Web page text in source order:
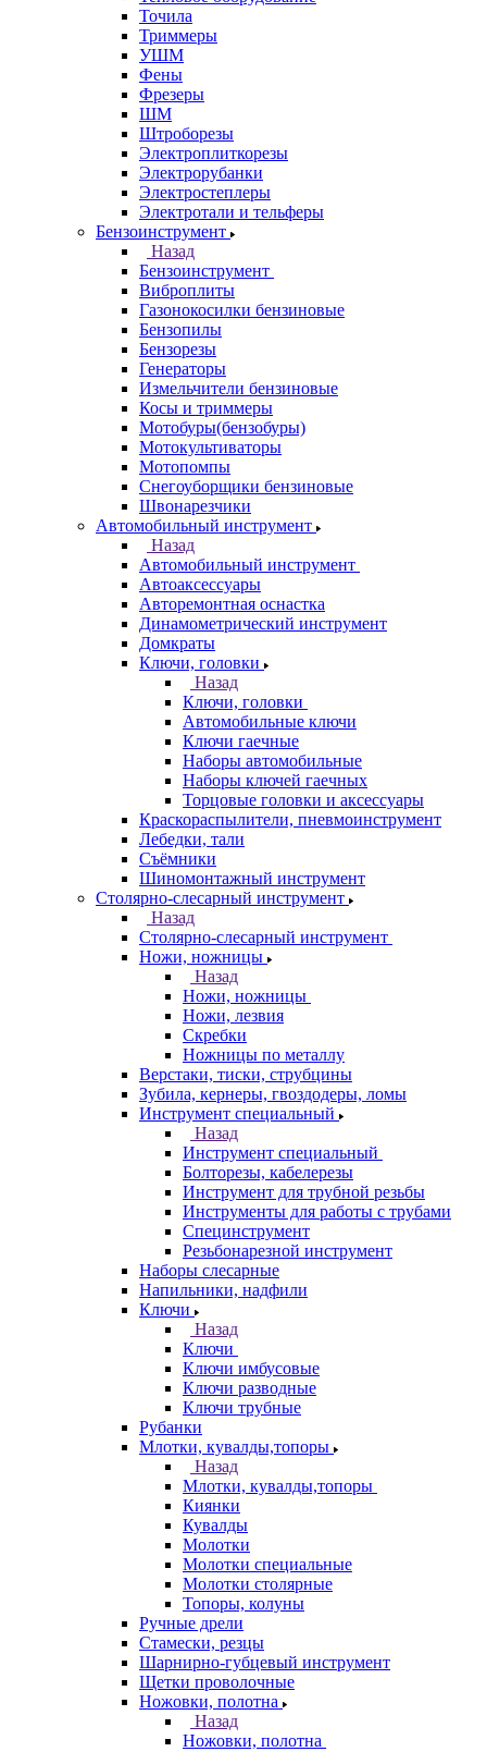
Точила
Триммеры
УШМ
Фены
Фрезеры
ШМ
Штроборезы
Электроплиткорезы
Электрорубанки
Электростеплеры
Электротали и тельферы
Бензоинструмент
Назад
Бензоинструмент
Виброплиты
Газонокосилки бензиновые
Бензопилы
Бензорезы
Генераторы
Измельчители бензиновые
Косы и триммеры
Мотобуры(бензобуры)
Мотокультиваторы
Мотопомпы
Снегоуборщики бензиновые
Швонарезчики
Автомобильный инструмент
Назад
Автомобильный инструмент
Автоаксессуары
Авторемонтная оснастка
Динамометрический инструмент
Домкраты
Ключи, головки
Назад
Ключи, головки
Автомобильные ключи
Ключи гаечные
Наборы автомобильные
Наборы ключей гаечных
Торцовые головки и аксессуары
Краскораспылители, пневмоинструмент
Лебедки, тали
Съёмники
Шиномонтажный инструмент
Столярно-слесарный инструмент
Назад
Столярно-слесарный инструмент
Ножи, ножницы
Назад
Ножи, ножницы
Ножи, лезвия
Скребки
Ножницы по металлу
Верстаки, тиски, струбцины
Зубила, кернеры, гвоздодеры, ломы
Инструмент специальный
Назад
Инструмент специальный
Болторезы, кабелерезы
Инструмент для трубной резьбы
Инструменты для работы с трубами
Специнструмент
Резьбонарезной инструмент
Наборы слесарные
Напильники, надфили
Ключи
Назад
Ключи
Ключи имбусовые
Ключи разводные
Ключи трубные
Рубанки
Млотки, кувалды,топоры
Назад
Млотки, кувалды,топоры
Киянки
Кувалды
Молотки
Молотки специальные
Молотки столярные
Топоры, колуны
Ручные дрели
Стамески, резцы
Шарнирно-губцевый инструмент
Щетки проволочные
Ножовки, полотна
Назад
Ножовки, полотна